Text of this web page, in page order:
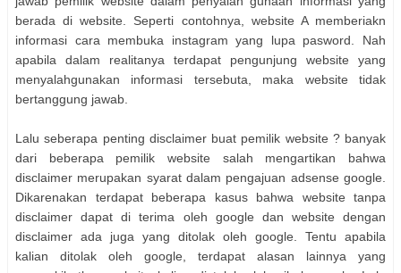
berada di website. Seperti contohnya, website A memberiakn
informasi cara membuka instagram yang lupa pasword. Nah
apabila dalam realitanya terdapat pengunjung website yang
menyalahgunakan informasi tersebuta, maka website tidak
bertanggung jawab.
Lalu seberapa penting disclaimer buat pemilik website ? banyak
dari beberapa pemilik website salah mengartikan bahwa
disclaimer merupakan syarat dalam pengajuan adsense google.
Dikarenakan terdapat beberapa kasus bahwa website tanpa
disclaimer dapat di terima oleh google dan website dengan
disclaimer ada juga yang ditolak oleh google. Tentu apabila
kalian ditolak oleh google, terdapat alasan lainnya yang